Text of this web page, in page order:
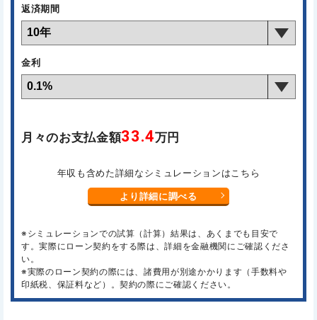
返済期間
金利
月々のお支払金額33.4万円
年収も含めた詳細なシミュレーションはこちら
より詳細に調べる
※シミュレーションでの試算（計算）結果は、あくまでも目安で
す。実際にローン契約をする際は、詳細を金融機関にご確認くださ
い。
※実際のローン契約の際には、諸費用が別途かかります（手数料や
印紙税、保証料など）。契約の際にご確認ください。